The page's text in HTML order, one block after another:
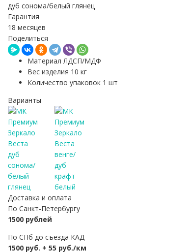
дуб сонома/белый глянец
Гарантия
18 месяцев
Поделиться
Материал ЛДСП/МДФ
Вес изделия 10 кг
Количество упаковок 1 шт
Варианты
Доставка и оплата
По Санкт-Петербургу
1500 рублей
По СПб до съезда КАД
1500 руб. + 55 руб./км